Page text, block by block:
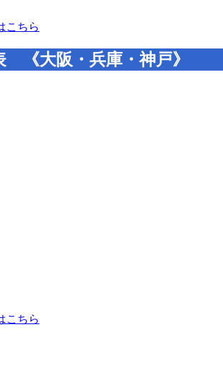
大阪・兵庫・神戸》